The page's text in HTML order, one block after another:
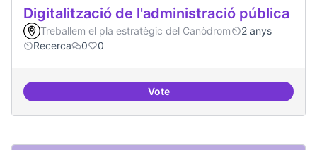
Digitalització de l'administració pública
Treballem el pla estratègic del Canòdrom
2 anys
Recerca
0 0
VoteDigitalització de l'administració